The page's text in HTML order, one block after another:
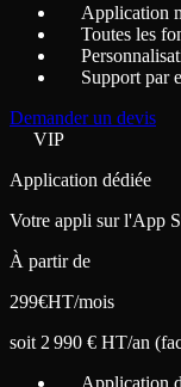
Application
Toutes les
Support par
Demander un devis
VIP
Application dédiée
Votre appli sur l'App
À partir de
299€HT/mois
soit 2 990 € HT/an
Application